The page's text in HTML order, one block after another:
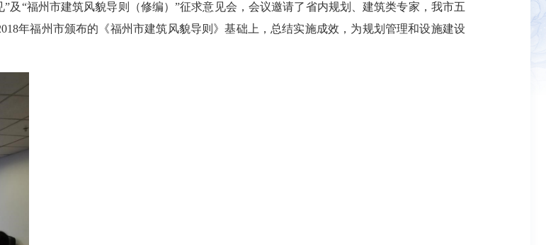
及“福州市建筑风貌导则（修编）”征求意见会，会议邀请了省内规划、建筑类专家，我市五
年福州市颁布的《福州市建筑风貌导则》基础上，总结实施成效，为规划管理和设施建设